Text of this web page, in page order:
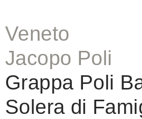
Veneto
Jacopo Poli
Grappa Poli
Solera di